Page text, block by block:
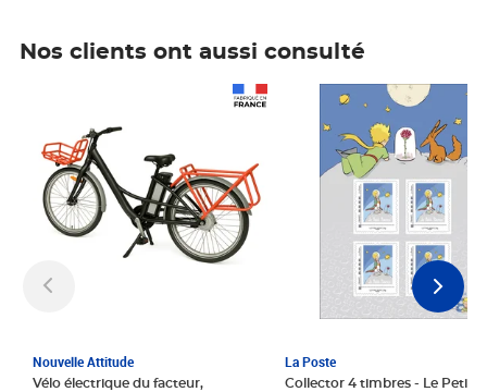
Nos clients ont aussi consulté
Nouvelle Attitude
Vélo électrique du facteur,
La Poste
Collector 4 timbres - Le Petit
Prix 6,25€ HT